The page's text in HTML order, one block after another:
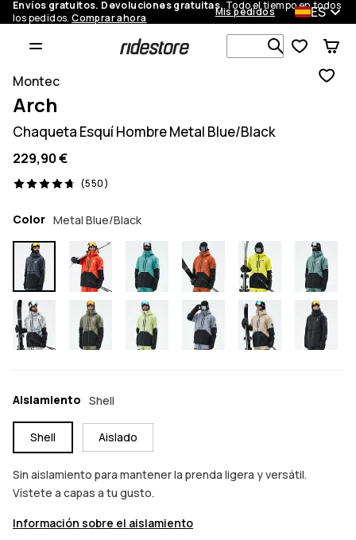
Envíos gratuitos. Devoluciones gratuitas.Todo el tiempo en todos
los pedidos.Comprar ahora Mis pedidos ES
Busca en
Montec
Arch
Chaqueta Esquí Hombre Metal Blue/Black
229,90 €
(550)
550 opiniones, 4.7/5
Color Metal Blue/Black
Aislamiento Shell
Shell Aislado
Sin aislamiento para mantener la prenda ligera y versátil.
Vístete a capas a tu gusto.
Información sobre el aislamiento